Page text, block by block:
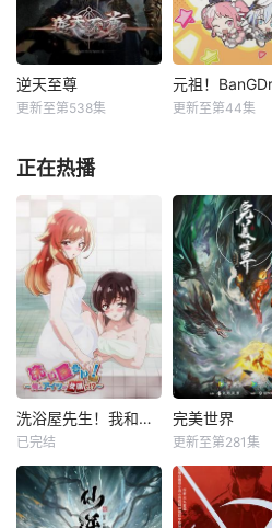
逆天至尊
更新至第538集 更新至第44集
正在热播
洗浴屋先生！我和那家伙在女浴池！？
已完结
完美世界
更新至第281集